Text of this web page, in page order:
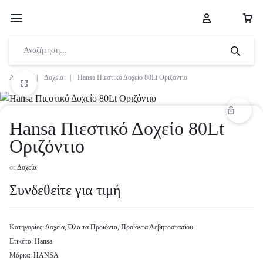
Αρχική Δοχεία Hansa Πιεστικό Δοχείο 80Lt Οριζόντιο
Hansa Πιεστικό Δοχείο 80Lt
Οριζόντιο
σεΔοχεία
Συνδεθείτε για τιμή
Κατηγορίες:Δοχεία,Όλα τα Προϊόντα, Προϊόντα Λεβητοστασίου
Ετικέτα: Hansa
Μάρκα: HANSA